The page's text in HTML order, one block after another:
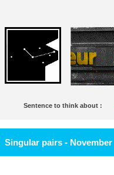
Sentence to think about :
Singular pairs - November